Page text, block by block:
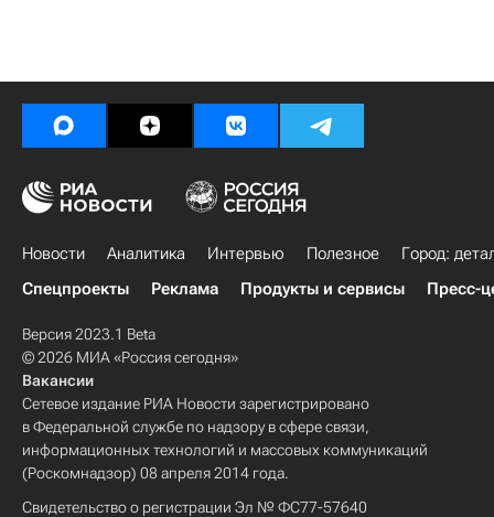
Новости Аналитика Интервью Полезное
Город:
Спецпроекты
Реклама Продукты и сервисы Пресс-
Версия 2023.1 Beta
© 2026 МИА «Россия сегодня»
Вакансии
Сетевое издание РИА Новости зарегистрировано
в Федеральной службе по надзору в сфере связи,
информационных технологий и массовых коммуникаций
(Роскомнадзор) 08 апреля 2014 года.
Свидетельство о регистрации Эл № ФС77-57640